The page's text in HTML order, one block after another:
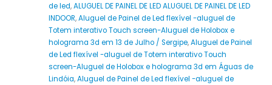
de led,ALUGUEL DE PAINEL DE LED ALUGUEL DE PAINEL DE LED
INDOOR,Aluguel de Painel de Led flexível -aluguel de
Totem interativo Touch screen-Aluguel de Holobox e
holograma 3d em 13 de Julho / Sergipe,Aluguel de Painel
de Led flexível -aluguel de Totem interativo Touch
screen-Aluguel de Holobox e holograma 3d em Águas de
Lindóia,Aluguel de Painel de Led flexível -aluguel de